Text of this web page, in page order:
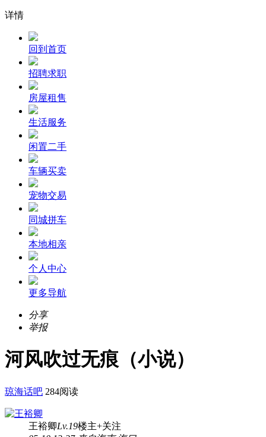
详情
回到首页
招聘求职
房屋租售
生活服务
闲置二手
车辆买卖
宠物交易
同城拼车
本地相亲
个人中心
更多导航
分享
举报
河风吹过无痕（小说）
琼海话吧 284阅读
王裕卿Lv.19楼主+关注